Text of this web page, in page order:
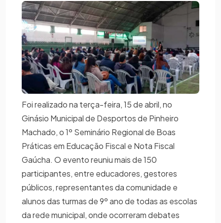
Foi realizado na terça-feira, 15 de abril, no
Ginásio Municipal de Desportos de Pinheiro
Machado, o 1º Seminário Regional de Boas
Práticas em Educação Fiscal e Nota Fiscal
Gaúcha. O evento reuniu mais de 150
participantes, entre educadores, gestores
públicos, representantes da comunidade e
alunos das turmas de 9º ano de todas as escolas
da rede municipal, onde ocorreram debates